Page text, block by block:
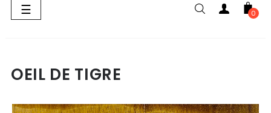
Basculer
la
☰ 0
OEIL DE TIGRE